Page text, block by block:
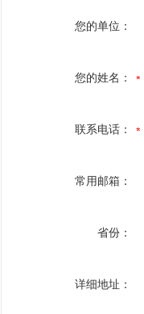
您的单位：
您的姓名：
联系电话：
常用邮箱：
省份：
详细地址：